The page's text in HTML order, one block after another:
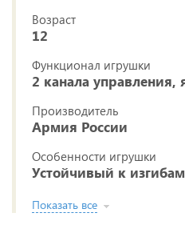
Возраст
12
Функционал игрушки
2 канала управления,
Производитель
Армия России
Особенности игрушки
Устойчивый к
Показать все